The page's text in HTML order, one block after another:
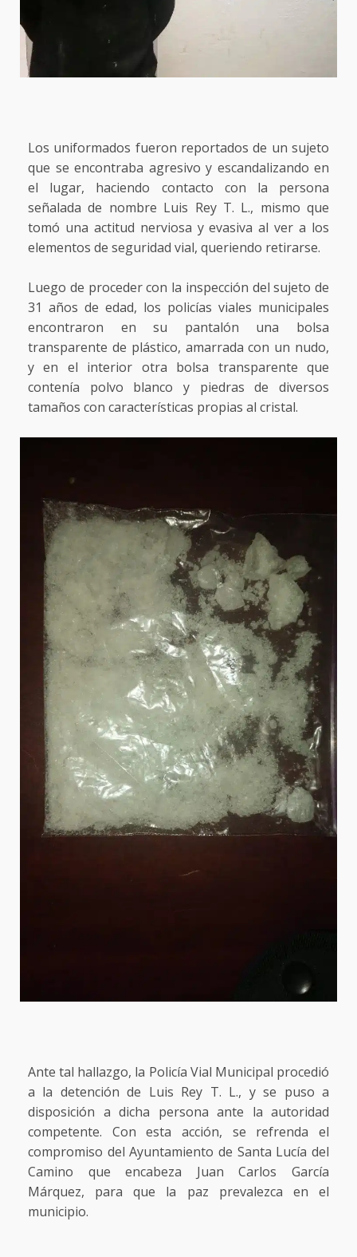
Los uniformados fueron reportados de un sujeto
que se encontraba agresivo y escandalizando en
el lugar, haciendo contacto con la persona
señalada de nombre Luis Rey T. L., mismo que
tomó una actitud nerviosa y evasiva al ver a los
elementos de seguridad vial, queriendo retirarse.
Luego de proceder con la inspección del sujeto de
31 años de edad, los policías viales municipales
encontraron en su pantalón una bolsa
transparente de plástico, amarrada con un nudo,
y en el interior otra bolsa transparente que
contenía polvo blanco y piedras de diversos
tamaños con características propias al cristal.
Ante tal hallazgo, la Policía Vial Municipal procedió
a la detención de Luis Rey T. L., y se puso a
disposición a dicha persona ante la autoridad
competente. Con esta acción, se refrenda el
compromiso del Ayuntamiento de Santa Lucía del
Camino que encabeza Juan Carlos García
Márquez, para que la paz prevalezca en el
municipio.